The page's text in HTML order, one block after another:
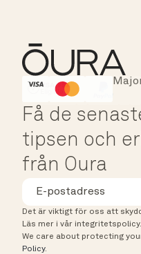
HSA/FSA Eligible
Få de
tipsen och
från Oura
Det är viktigt för oss att
Läs mer i vår integritetspolicy.
We care about protecting
Policy.